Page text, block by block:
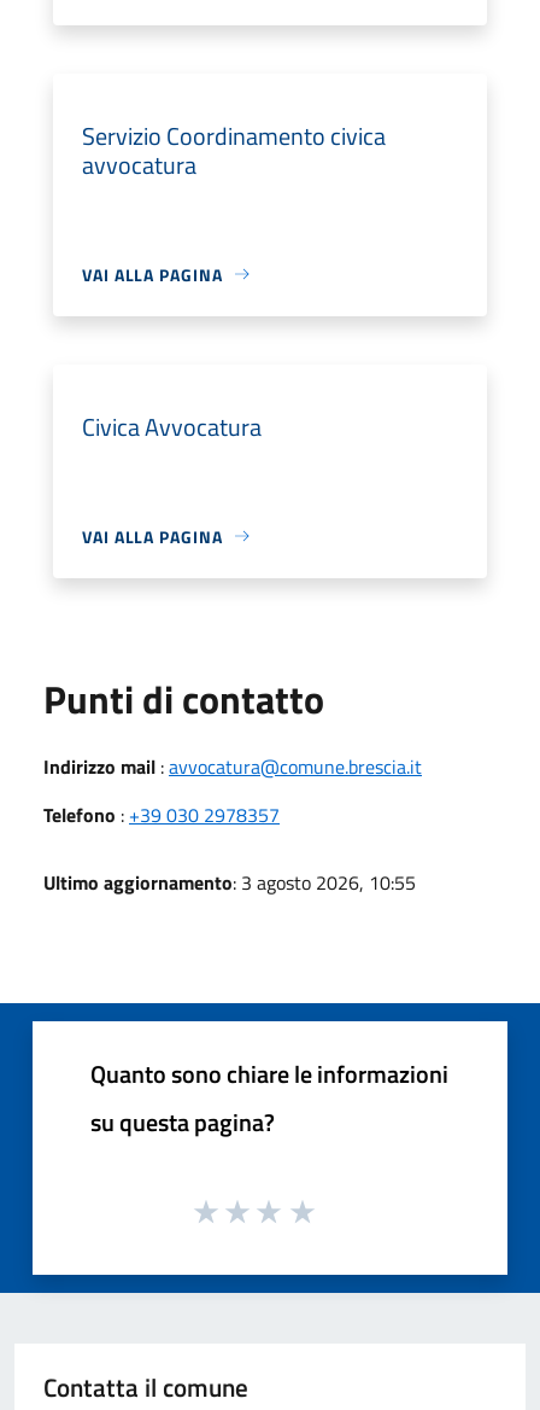
Servizio Coordinamento civica
avvocatura
VAI ALLA PAGINA
Civica Avvocatura
VAI ALLA PAGINA
Punti di contatto
Indirizzo mail :avvocatura@comune.brescia.it
Telefono : +39 030 2978357
Ultimo aggiornamento: 3 agosto 2026, 10:55
Quanto sono chiare le informazioni
su questa pagina?
Contatta il comune